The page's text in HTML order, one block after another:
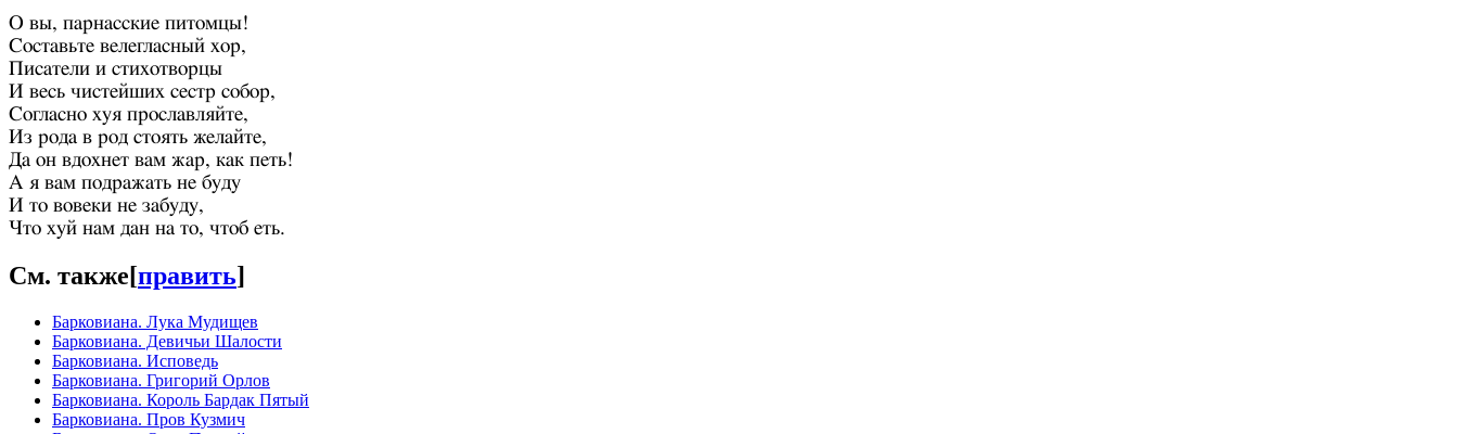
О вы, парнасские питомцы!
Составьте велегласный хор,
Писатели и стихотворцы
И весь чистейших сестр собор,
Согласно хуя прославляйте,
Из рода в род стоять желайте,
Да он вдохнет вам жар, как петь!
А я вам подражать не буду
И то вовеки не забуду,
Что хуй нам дан на то, чтоб еть.
См. также[править]
Барковиана. Лука Мудищев
Барковиана. Девичьи Шалости
Барковиана. Исповедь
Барковиана. Григорий Орлов
Барковиана. Король Бардак Пятый
Барковиана. Пров Кузмич